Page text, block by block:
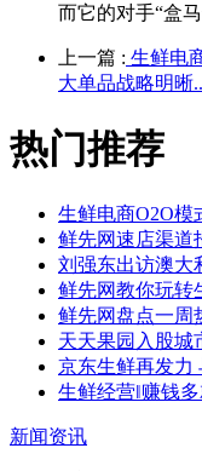
而它的对手“盒
上一篇 : 生鲜电
大单品战略明晰
热门推荐
生鲜电商O2O模
鲜先网速店渠道
刘强东出访澳大
鲜先网教你玩转
鲜先网盘点一周
天天果园入股城
京东生鲜再发力
生鲜经营‖赚钱
新闻资讯